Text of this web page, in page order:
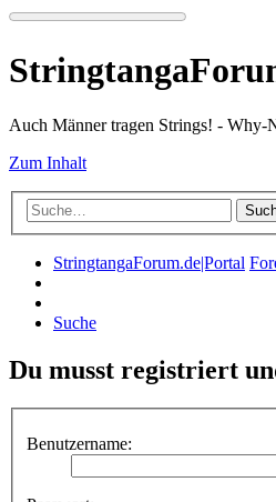
Auch Männer tragen Strings! - Why-
Zum Inhalt
StringtangaForum.de|Portal
Suche
Du musst registriert
Benutzername: